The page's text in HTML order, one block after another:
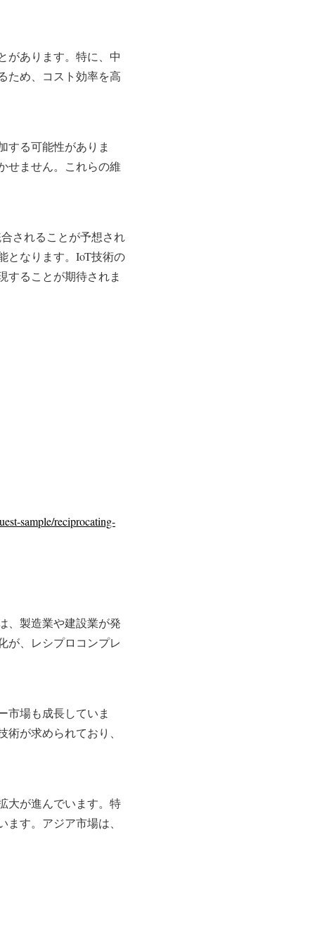
があります。特に、中
ため、コスト効率を高
する可能性がありま
せません。これらの維
されることが予想され
となります。IoT技術の
することが期待されま
sample/reciprocating-
、製造業や建設業が発
が、レシプロコンプレ
市場も成長していま
が求められており、
大が進んでいます。特
す。アジア市場は、